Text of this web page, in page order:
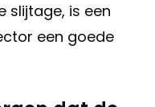
slijtage, is een
een goede